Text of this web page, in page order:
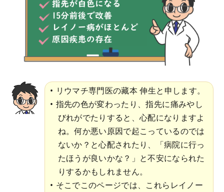
リウマチ専門医の藏本 伸生と申します。
指先の色が変わったり、指先に痛みやし
びれがでたりすると、心配になりますよ
ね。何か悪い原因で起こっているのでは
ないか？と心配されたり、「病院に行っ
たほうが良いかな？」と不安になられた
りするかもしれません。
そこでこのページでは、これらレイノー